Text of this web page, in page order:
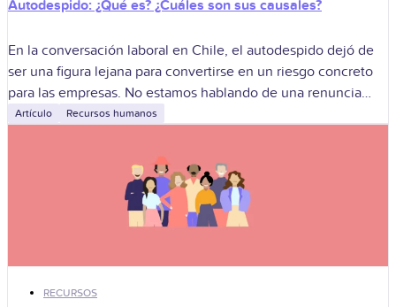
Autodespido: ¿Qué es? ¿Cuáles son sus causales?
En la conversación laboral en Chile, el autodespido dejó de
ser una figura lejana para convertirse en un riesgo concreto
para las empresas. No estamos hablando de una renuncia
más,
Artículo Recursos humanos
RECURSOS